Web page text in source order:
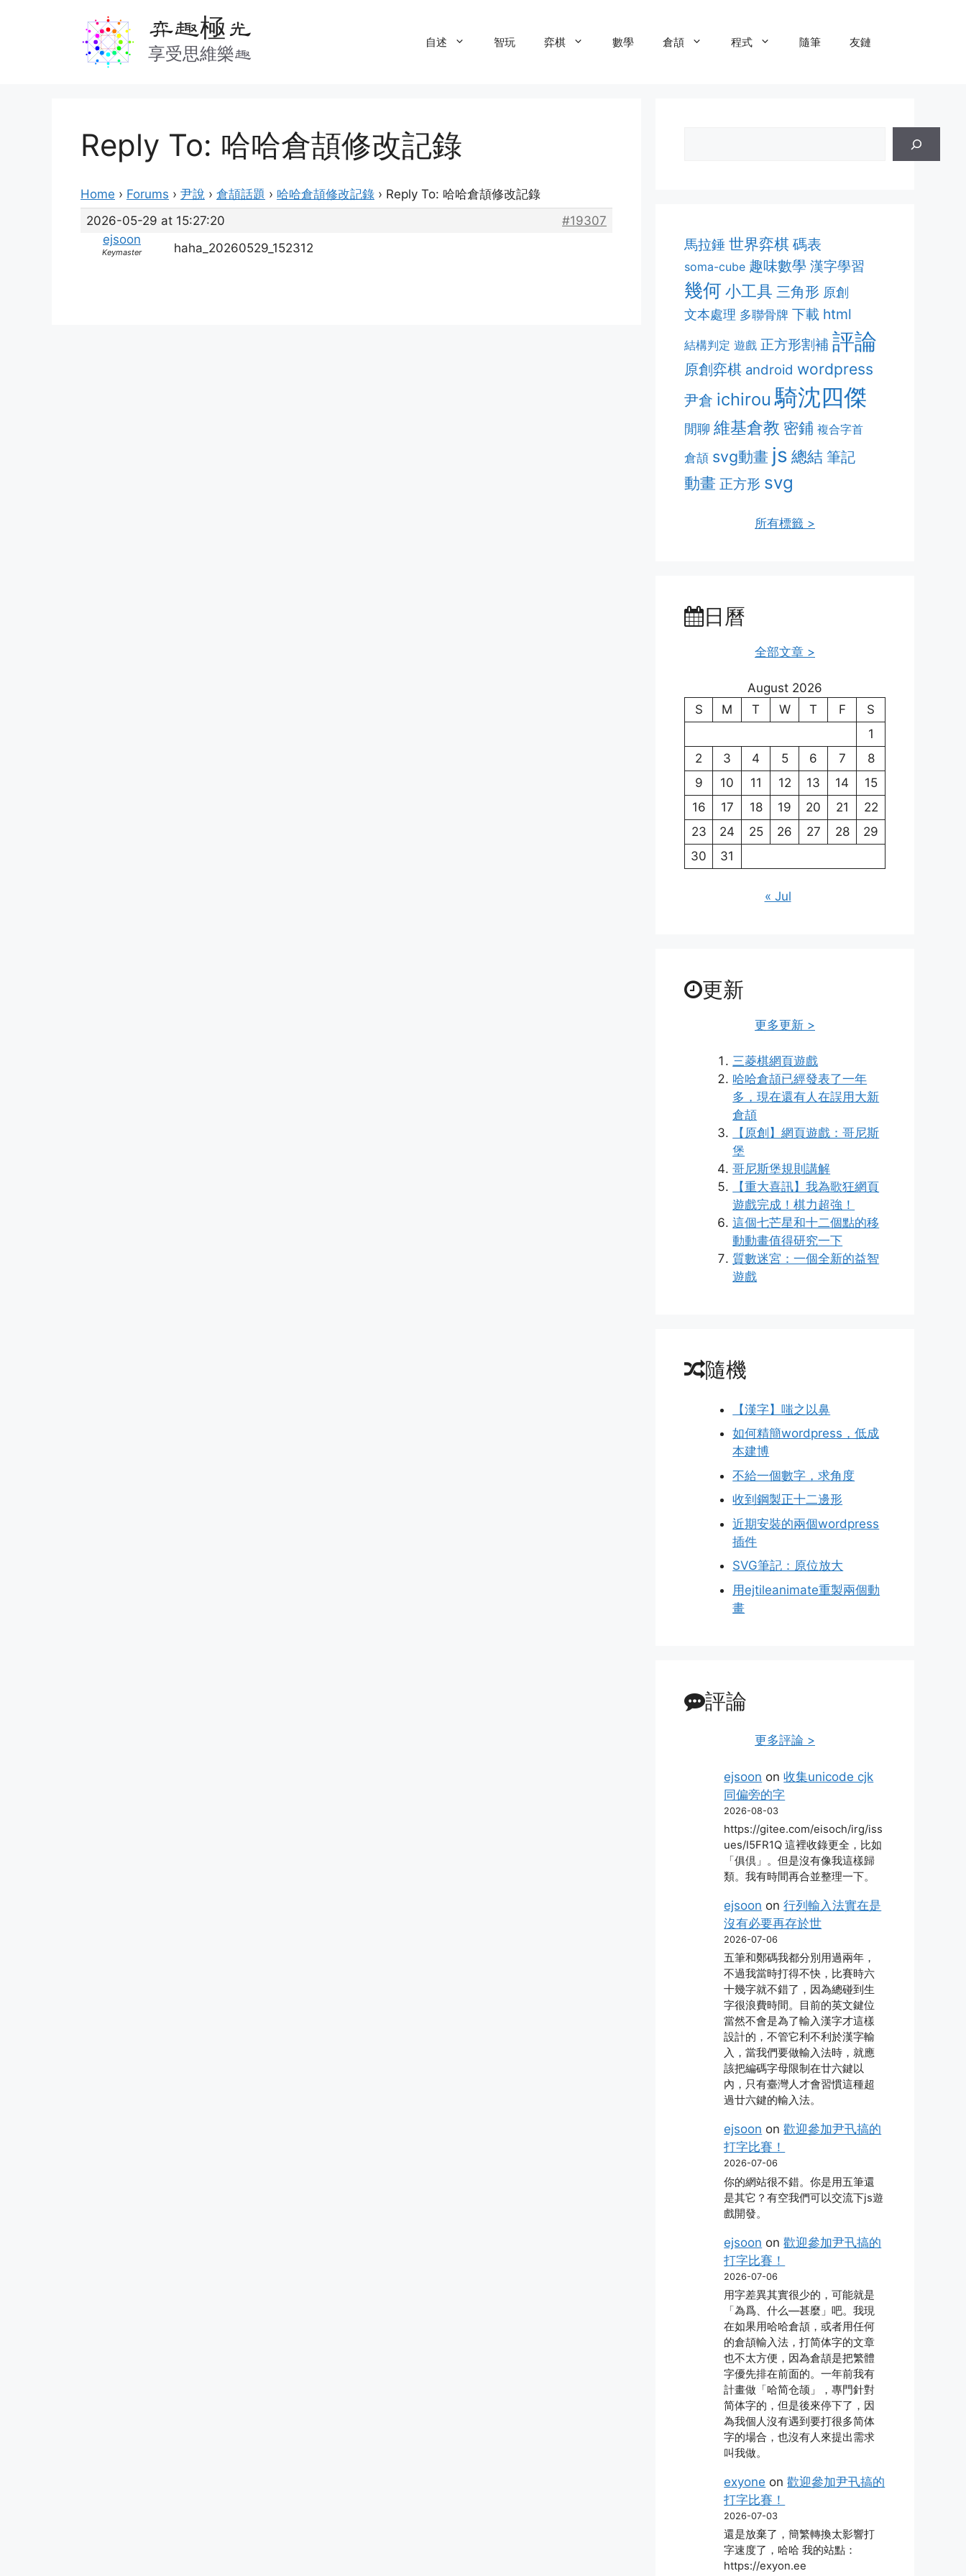
弈趣極光
享受思維樂趣
自述 智玩 弈棋 數學 倉頡 程式 隨筆 友鏈
Reply To: 哈哈倉頡修改記錄
Home › Forums › 尹說 › 倉頡話題 › 哈哈倉頡修改記錄 › Reply To: 哈哈倉頡修改記錄
2026-05-29 at 15:27:20
#19307
ejsoon
Keymaster haha_20260529_152312 馬拉錘 世界弈棋 碼表
soma-cube 趣味數學 漢字學習
幾何小工具 三角形 原創
文本處理 多聯骨牌 下載 html
結構判定 遊戲 正方形割補 評論
原創弈棋 android wordpress
尹倉 ichirou 騎沈四傑
閒聊 維基倉教 密鋪 複合字首
倉頡 svg動畫 js 總結 筆記
動畫 正方形 svg
所有標籤 >
日曆
全部文章 >
August 2026
S
M T W T F
S
1
2
3 4 5 6 7
8
9
10 11 12 13 14
15
16
17 18 19 20 21
22
23
24 25 26 27 28
29
30
31
« Jul
更新
更多更新 >
三菱棋網頁遊戲
哈哈倉頡已經發表了一年
多，現在還有人在誤用大新
倉頡
【原創】網頁遊戲：哥尼斯
堡
哥尼斯堡規則講解
【重大喜訊】我為歌狂網頁
遊戲完成！棋力超強！
這個七芒星和十二個點的移
動動畫值得研究一下
質數迷宮：一個全新的益智
遊戲
隨機
【漢字】嗤之以鼻
如何精簡wordpress，低成
本建博
不給一個數字，求角度
收到鋼製正十二邊形
近期安裝的兩個wordpress
插件
SVG筆記：原位放大
用ejtileanimate重製兩個動
畫
評論
更多評論 >
ejsoon on收集unicode cjk
同偏旁的字
2026-08-03
https://gitee.com/eisoch/irg/iss
ues/I5FR1Q 這裡收錄更全，比如
「俱倶」。但是沒有像我這樣歸
類。我有時間再合並整理一下。
ejsoon on行列輸入法實在是
沒有必要再存於世
2026-07-06
五筆和鄭碼我都分別用過兩年，
不過我當時打得不快，比賽時六
十幾字就不錯了，因為總碰到生
字很浪費時間。目前的英文鍵位
當然不會是為了輸入漢字才這樣
設計的，不管它利不利於漢字輸
入，當我們要做輸入法時，就應
該把編碼字母限制在廿六鍵以
內，只有臺灣人才會習慣這種超
過廿六鍵的輸入法。
ejsoon on歡迎參加尹卂搞的
打字比賽！
2026-07-06
你的網站很不錯。你是用五筆還
是其它？有空我們可以交流下js遊
戲開發。
ejsoon on歡迎參加尹卂搞的
打字比賽！
2026-07-06
用字差異其實很少的，可能就是
「為爲、什么―甚麼」吧。我現
在如果用哈哈倉頡，或者用任何
的倉頡輸入法，打简体字的文章
也不太方便，因為倉頡是把繁體
字優先排在前面的。一年前我有
計畫做「哈简仓颉」，專門針對
简体字的，但是後來停下了，因
為我個人沒有遇到要打很多简体
字的場合，也沒有人來提出需求
叫我做。
exyone on歡迎參加尹卂搞的
打字比賽！
2026-07-03
還是放棄了，簡繁轉換太影響打
字速度了，哈哈 我的站點：
https://exyon.ee